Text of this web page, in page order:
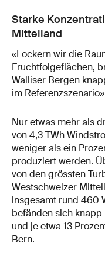
Starke
Mittelland
«Lockern wir die
Fruchtfolgeflächen,
Walliser Bergen
im
Nur etwas mehr als
von 4,3 TWh
weniger als ein
produziert werden.
von den grössten
Westschweizer
insgesamt rund 460
befänden sich
und je etwa 13
Bern.